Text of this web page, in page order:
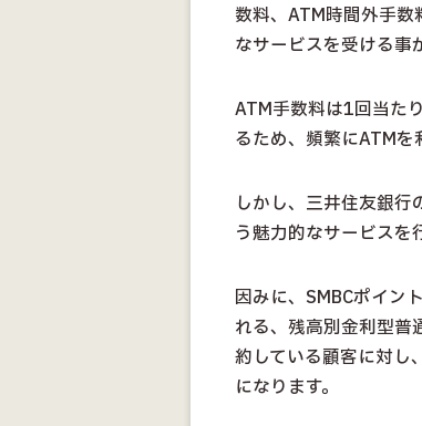
数料、ATM時間外手
なサービスを受ける事
ATM手数料は1回当た
るため、頻繁にATMを
しかし、三井住友銀行
う魅力的なサービスを
因みに、SMBCポイン
れる、残高別金利型普
約している顧客に対し
になります。